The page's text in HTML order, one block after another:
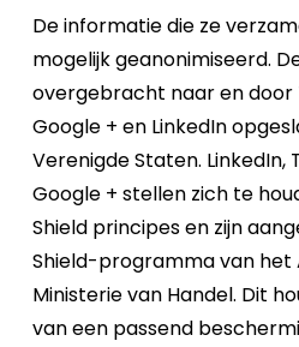
De informatie die ze
mogelijk geanonimiseerd.
overgebracht naar en door
Google + en LinkedIn
Verenigde Staten.
Google + stellen zich te
Shield principes en zijn
Shield-programma van het
Ministerie van Handel. Dit
van een passend